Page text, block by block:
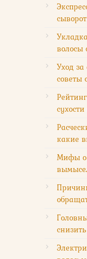
волосы
Уход
советы
какие
Мифы о